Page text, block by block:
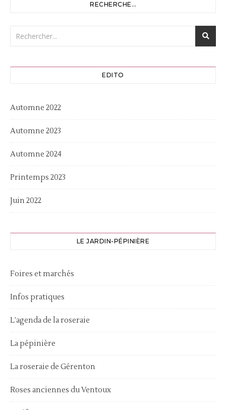
RECHERCHE…
EDITO
Automne 2022
Automne 2023
Automne 2024
Printemps 2023
Juin 2022
LE JARDIN-PÉPINIÈRE
Foires et marchés
Infos pratiques
L’agenda de la roseraie
La pépinière
La roseraie de Gérenton
Roses anciennes du Ventoux